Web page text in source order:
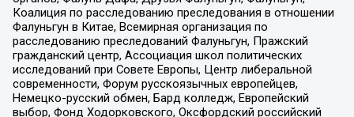
Коалиция по расследованию преследования в отношении
Фалуньгун в Китае, Всемирная организация по
расследованию преследований Фалуньгун, Пражский
гражданский центр, Ассоциация школ политических
исследований при Совете Европы, Центр либеральной
современности, Форум русскоязычных европейцев,
Немецко-русский обмен, Бард колледж, Европейский
выбор, Фонд Ходорковского, Оксфордский российский